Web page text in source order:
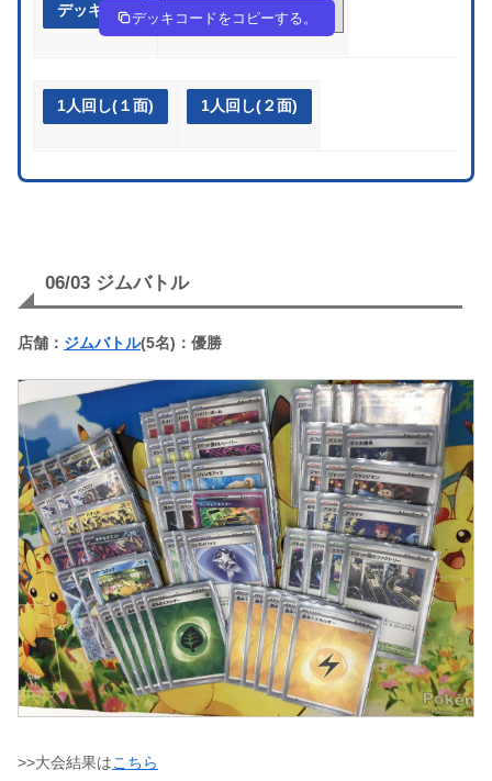
デッキ作成 pRMEXy-S74B6A-R2MppR
デッキコードをコピーする。
1人回し(１面) 1人回し(２面)
06/03 ジムバトル
店舗： ジムバトル(5名)：優勝
>>大会結果はこちら